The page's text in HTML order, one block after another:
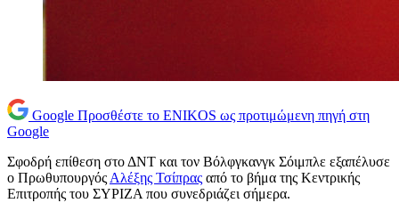
Google Προσθέστε το ENIKOS ως προτιμώμενη πηγή στη
Google
Σφοδρή επίθεση στο ΔΝΤ και τον Βόλφγκανγκ Σόιμπλε εξαπέλυσε
ο Πρωθυπουργός Αλέξης Τσίπρας από το βήμα της Κεντρικής
Επιτροπής του ΣΥΡΙΖΑ που συνεδριάζει σήμερα.